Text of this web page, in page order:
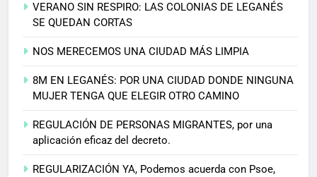
VERANO SIN RESPIRO: LAS COLONIAS DE LEGANÉS
SE QUEDAN CORTAS
NOS MERECEMOS UNA CIUDAD MÁS LIMPIA
8M EN LEGANÉS: POR UNA CIUDAD DONDE NINGUNA
MUJER TENGA QUE ELEGIR OTRO CAMINO
REGULACIÓN DE PERSONAS MIGRANTES, por una
aplicación eficaz del decreto.
REGULARIZACIÓN YA, Podemos acuerda con Psoe,